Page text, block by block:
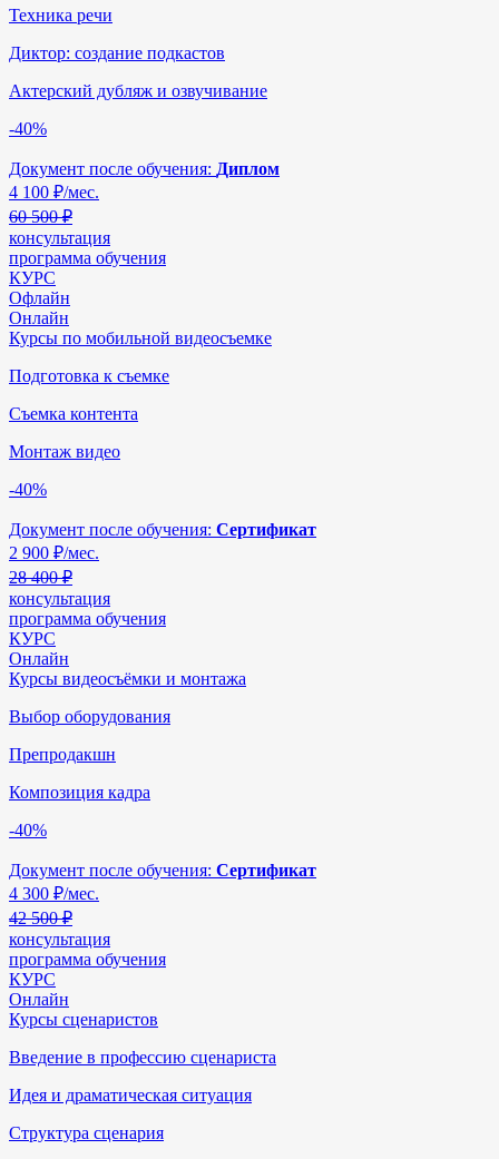
Техника речи
Диктор: создание подкастов
Актерский дубляж и озвучивание
-40%
Документ после обучения: Диплом
4 100 ₽/мес.
60 500 ₽
консультация
программа обучения
КУРС
Офлайн
Онлайн
Курсы по мобильной видеосъемке
Подготовка к съемке
Съемка контента
Монтаж видео
-40%
Документ после обучения: Сертификат
2 900 ₽/мес.
28 400 ₽
консультация
программа обучения
КУРС
Онлайн
Курсы видеосъёмки и монтажа
Выбор оборудования
Препродакшн
Композиция кадра
-40%
Документ после обучения: Сертификат
4 300 ₽/мес.
42 500 ₽
консультация
программа обучения
КУРС
Онлайн
Курсы сценаристов
Введение в профессию сценариста
Идея и драматическая ситуация
Структура сценария